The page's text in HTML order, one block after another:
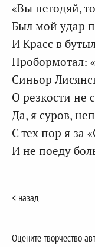
«Вы негодяй,
Был мой удар
И Красс в
Пробормотал:
Синьор
О резкости не
Да, я суров,
С тех пор я за
И не поеду
< назад
Оцените творчество